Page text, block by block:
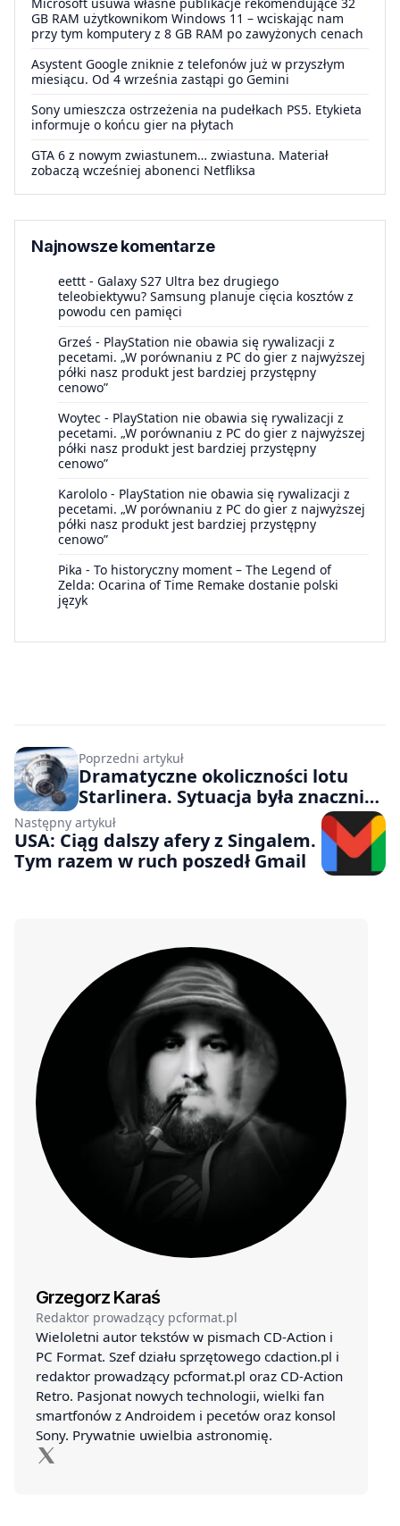
GB RAM użytkownikom Windows 11 – wciskając nam
przy tym komputery z 8 GB RAM po zawyżonych cenach
Asystent Google zniknie z telefonów już w przyszłym
miesiącu. Od 4 września zastąpi go Gemini
Sony umieszcza ostrzeżenia na pudełkach PS5. Etykieta
informuje o końcu gier na płytach
GTA 6 z nowym zwiastunem… zwiastuna. Materiał
zobaczą wcześniej abonenci Netfliksa
Najnowsze komentarze
eettt - Galaxy S27 Ultra bez drugiego
teleobiektywu? Samsung planuje cięcia kosztów z
powodu cen pamięci
Grześ - PlayStation nie obawia się rywalizacji z
pecetami. „W porównaniu z PC do gier z najwyższej
półki nasz produkt jest bardziej przystępny
cenowo”
Woytec - PlayStation nie obawia się rywalizacji z
pecetami. „W porównaniu z PC do gier z najwyższej
półki nasz produkt jest bardziej przystępny
cenowo”
Karololo - PlayStation nie obawia się rywalizacji z
pecetami. „W porównaniu z PC do gier z najwyższej
półki nasz produkt jest bardziej przystępny
cenowo”
Pika - To historyczny moment – The Legend of
Zelda: Ocarina of Time Remake dostanie polski
język
Poprzedni artykuł
Dramatyczne okoliczności lotu
Starlinera. Sytuacja była znacznie
gorsza niż przekazywano mediom
Następny artykuł
USA: Ciąg dalszy afery z Singalem.
Tym razem w ruch poszedł Gmail
Grzegorz Karaś
Redaktor prowadzący pcformat.pl
Wieloletni autor tekstów w pismach CD-Action i
PC Format. Szef działu sprzętowego cdaction.pl i
redaktor prowadzący pcformat.pl oraz CD-Action
Retro. Pasjonat nowych technologii, wielki fan
smartfonów z Androidem i pecetów oraz konsol
Sony. Prywatnie uwielbia astronomię.